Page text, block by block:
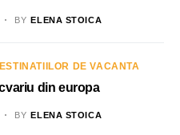
BY ELENA STOICA
DE VACANTA
din europa
BY ELENA STOICA